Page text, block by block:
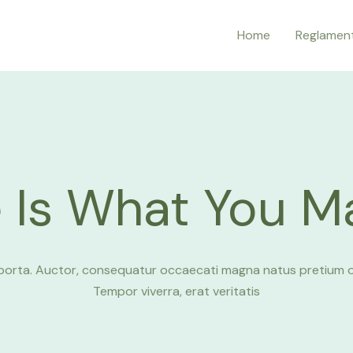
Home
What You
Auctor, consequatur occaecati magna natus pretium
Tempor viverra, erat veritatis